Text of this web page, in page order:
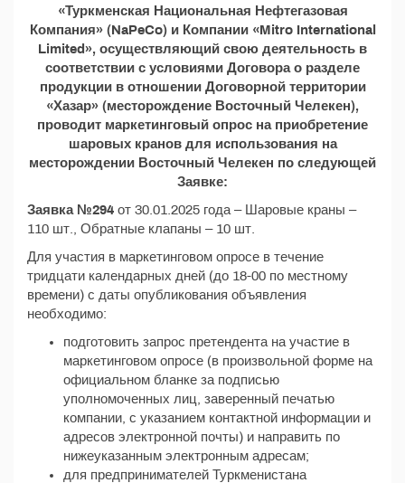
«Туркменская Национальная Нефтегазовая
Компания» (NaPeCo) и Компании «Mitro International
Limited», осуществляющий свою деятельность в
соответствии с условиями Договора о разделе
продукции в отношении Договорной территории
«Хазар» (месторождение Восточный Челекен),
проводит маркетинговый опрос на приобретение
шаровых кранов для использования на
месторождении Восточный Челекен по следующей
Заявке:
Заявка №294 от 30.01.2025 года – Шаровые краны –
110 шт., Обратные клапаны – 10 шт.
Для участия в маркетинговом опросе в течение
тридцати календарных дней (до 18-00 по местному
времени) с даты опубликования объявления
необходимо:
подготовить запрос претендента на участие в
маркетинговом опросе (в произвольной форме на
официальном бланке за подписью
уполномоченных лиц, заверенный печатью
компании, с указанием контактной информации и
адресов электронной почты) и направить по
нижеуказанным электронным адресам;
для предпринимателей Туркменистана